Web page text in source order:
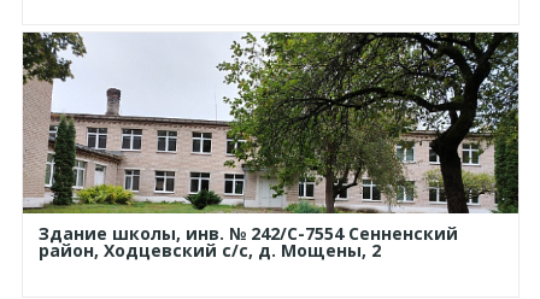
Здание школы, инв. № 242/C-7554 Сенненский
район, Ходцевский с/с, д. Мощены, 2